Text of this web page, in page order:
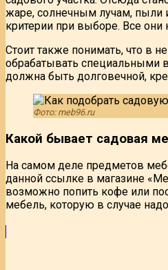
жаре, солнечным лучам, пыли
критерии при выборе. Все они
Стоит также понимать, что в
обрабатывать специальными
должна быть долговечной,
Фото: meb96.ru
Какой бывает садовая
На самом деле предметов
данной ссылке в магазине
возможно попить кофе или
мебель, которую в случае